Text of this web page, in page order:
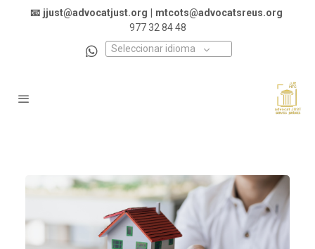
📧 jjust@advocatjust.org
mtcots@advocatsreus.org
977 32 84 48
Seleccionar idioma